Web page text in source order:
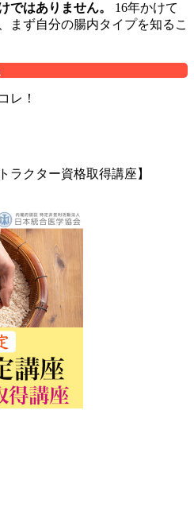
ではありません。
16年かけて
まず自分の腸内タイプを知るこ
レ！
ラクター資格取得講座】